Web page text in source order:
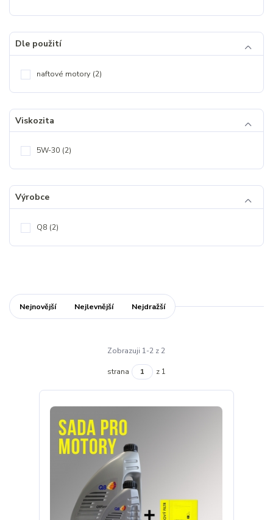
Dle použití
naftové motory (2)
Viskozita
5W-30 (2)
Výrobce
Q8 (2)
Nejnovější Nejlevnější Nejdražší
Zobrazuji 1-2 z 2
strana z 1